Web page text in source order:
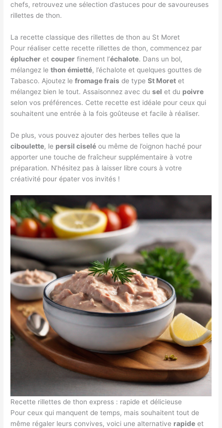
chefs, retrouvez une sélection d’astuces pour de savoureuses
rillettes de thon.
La recette classique des rillettes de thon au St Moret
Pour réaliser cette recette rillettes de thon, commencez par
éplucher etcouper finement l’échalote. Dans un bol,
mélangez lethon émietté, l’échalote et quelques gouttes de
Tabasco. Ajoutez lefromage frais de typeSt Moret et
mélangez bien le tout. Assaisonnez avec dusel et du poivre
selon vos préférences. Cette recette est idéale pour ceux qui
souhaitent une entrée à la fois goûteuse et facile à réaliser.
De plus, vous pouvez ajouter des herbes telles que la
ciboulette, le persil ciselé ou même de l’oignon haché pour
apporter une touche de fraîcheur supplémentaire à votre
préparation. N’hésitez pas à laisser libre cours à votre
créativité pour épater vos invités !
Recette rillettes de thon express : rapide et délicieuse
Pour ceux qui manquent de temps, mais souhaitent tout de
même régaler leurs convives, voici une alternative rapide et